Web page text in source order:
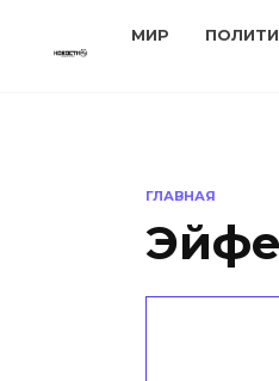
МИР
ГЛАВНАЯ